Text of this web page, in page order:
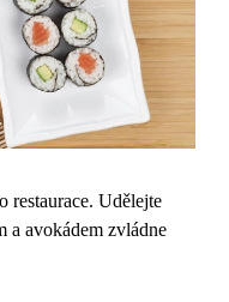
restaurace. Udělejte
a avokádem zvládne